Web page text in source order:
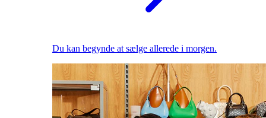
Du kan begynde at sælge allerede i morgen.